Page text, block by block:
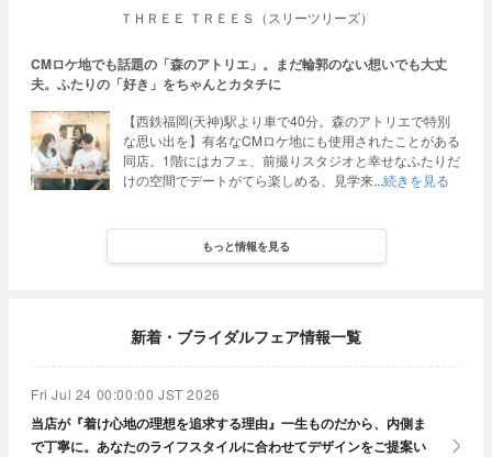
ＴＨＲＥＥ ＴＲＥＥＳ（スリーツリーズ）
CMロケ地でも話題の「森のアトリエ」。まだ輪郭のない想いでも大丈
夫。ふたりの「好き」をちゃんとカタチに
【西鉄福岡(天神)駅より車で40分。森のアトリエで特別
な思い出を】有名なCMロケ地にも使用されたことがある
同店。1階にはカフェ、前撮りスタジオと幸せなふたりだ
けの空間でデートがてら楽しめる、見学来 続きを見る
もっと情報を見る
新着・ブライダルフェア情報一覧
Fri Jul 24 00:00:00 JST 2026
当店が『着け心地の理想を追求する理由』一生ものだから、内側ま
で丁寧に。あなたのライフスタイルに合わせてデザインをご提案い